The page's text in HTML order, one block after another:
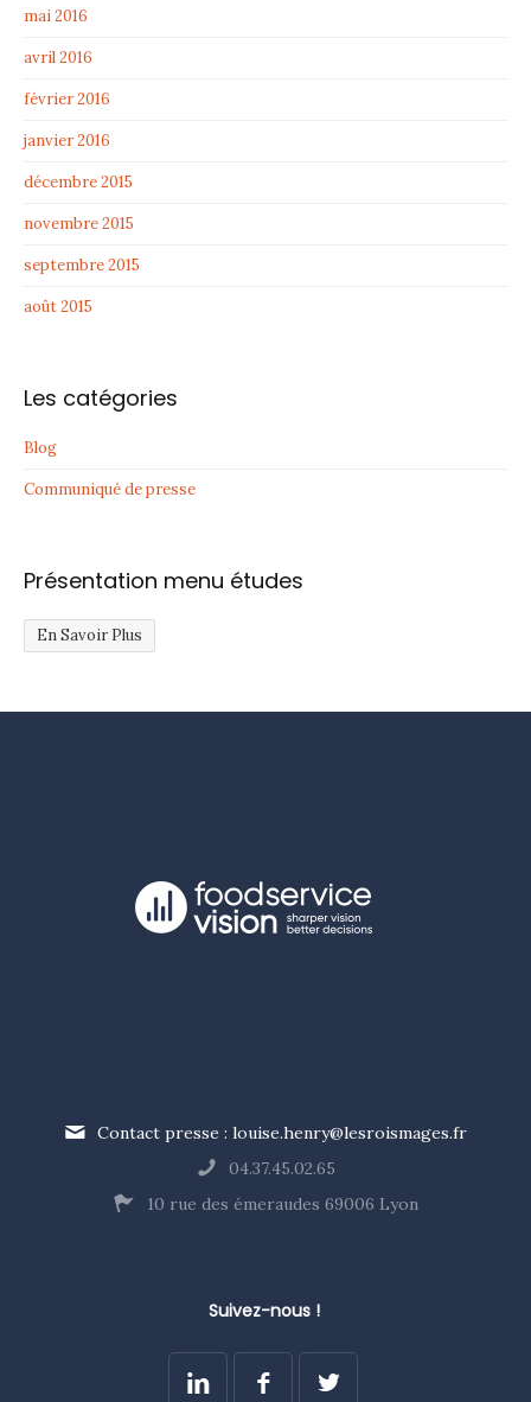
mai 2016
avril 2016
février 2016
janvier 2016
décembre 2015
novembre 2015
septembre 2015
août 2015
Les catégories
Blog
Communiqué de presse
Présentation menu études
En Savoir Plus
Contact presse : louise.henry@lesroismages.fr
04.37.45.02.65
10 rue des émeraudes 69006 Lyon
Suivez-nous !